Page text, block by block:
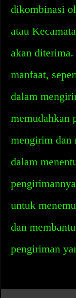
dikombinasi
atau
akan
manfaat,
dalam
memudahkan
mengirim dan
dalam
untuk
dan
pengiriman